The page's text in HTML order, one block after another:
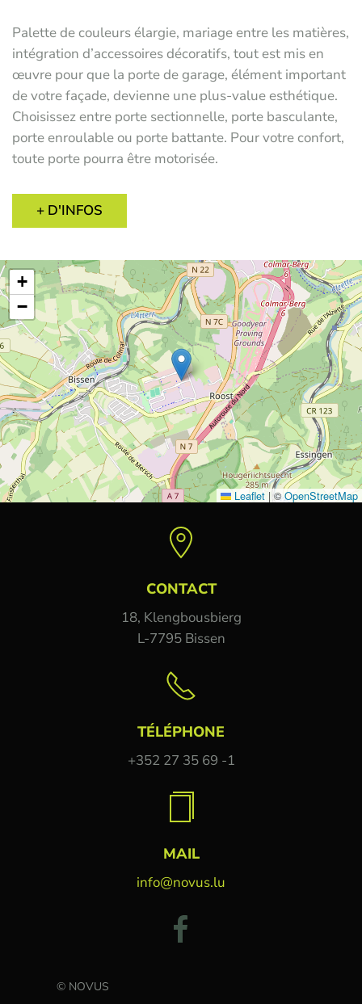
Palette de couleurs élargie, mariage entre les matières,
intégration d’accessoires décoratifs, tout est mis en
œuvre pour que la porte de garage, élément important
de votre façade, devienne une plus-value esthétique.
Choisissez entre porte sectionnelle, porte basculante,
porte enroulable ou porte battante. Pour votre confort,
toute porte pourra être motorisée.
+ D'INFOS
+
−
Leaflet | ©OpenStreetMap
CONTACT
18, Klengbousbierg
L-7795 Bissen
TÉLÉPHONE
+352 27 35 69 -1
MAIL
info@novus.lu
© NOVUS